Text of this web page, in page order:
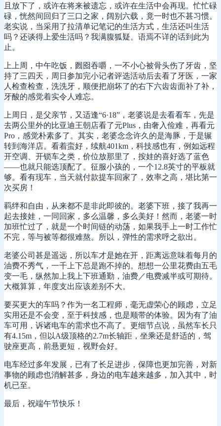
且放下了，或许在将来被遗忘，或许在生活中会再现。忙忙碌
碌，恍然间回归了三口之家，阔别六载，竟一时也不甚习惯。
老实说，当采用了拉清单记笔记的生活方式，生活还叫生活
吗？还谈得上爱生活吗？我满腹狐疑。语焉不详的话到此为
止。
上上周，中午吃饭，囫囵吞嚼，一不小心被骨头伤了牙齿，坚
持了三四天，周日参加完小记者评选活动后去看了牙医，一家
人检查检查，洗洗牙，顺便把崩坏了的右下六齿齿面补了补，
牙酸的感觉着实令人难忘。
上周日，是父亲节，又适逢“6·18”，老婆说是去看看车，先是
去两公里外的比亚迪王朝店看了元Plus，由奢入俭难，再看元
Pro，感觉朴素多了。其实，老婆念念许久的是海豚，于是辗
转到海洋店。看着蛮好，续航401km，科技感也有，例如远程
开空调、开锁车之类，价位放那里了，按娃的喜好选了蓝色
——也就只能选顶配了。征服小孩的，一个12.8英寸的平板就
够。看有现车，当天就付款提车回家了，效率之高，堪比第一
次买房！
羁绊和自由，从来都不是非此即彼的。老婆下班，接了我再一
起去接娃，一同回家，多么温馨，多么美好！然而，老婆一时
加班忙过了，就是一个时间链的动荡，如果我手上一时工作忙
不完，等与被等都很难熬。所以，弹性的需求呼之欲出。
老婆公司甚是遥远，所以车才是她在开，距离远意味着每月的
油费不秀气，一千上下总是跑不掉的。想想一公里花费由五毛
变一毛，纵然加上我上下班通勤，油费／电费减半或可期待。
大概算算，年度支出应该差别不大。
要买更大的车吗？作为一名工程师，毫无虚荣心的顾虑，立足
实用还是不会变，至于科技感，也是顺带的体验。因为有了油
车可用，诉诸电车的需求也不高了。更细节点说，虽然车长只
有4.15m，但以A级顶格的2.7m长轴距，坐乘还是舒适的，驾
驶座更高，前悬更短，视野会好。
电车经过多年发展，已有了长足进步，保障也更加完善，对新
事物的顾虑也消解甚多，身边的电车越来越多，加入其中，时
机已至。
最后，祝端午节快乐！